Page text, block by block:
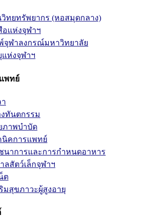
ทยทรัพยากร (หอสมุดกลาง)
แห่งจุฬาฯ
จุฬาลงกรณ์มหาวิทยาลัย
ห่งจุฬาฯ
พทย์
ทันตกรรม
ภาพบำบัด
นิคการแพทย์
นาการและการกำหนดอาหาร
ลสัตว์เล็กจุฬาฯ
ต
มสุขภาวะผู้สูงอายุ